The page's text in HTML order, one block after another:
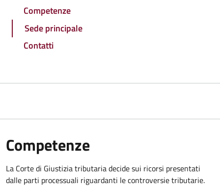
Competenze
Sede principale
Contatti
Competenze
La Corte di Giustizia tributaria decide sui ricorsi presentati
dalle parti processuali riguardanti le controversie tributarie.